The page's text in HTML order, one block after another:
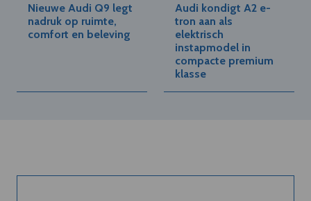
Nieuwe Audi Q9 legt
nadruk op ruimte,
comfort en beleving
Audi kondigt A2 e-
tron aan als
elektrisch
instapmodel in
compacte premium
klasse